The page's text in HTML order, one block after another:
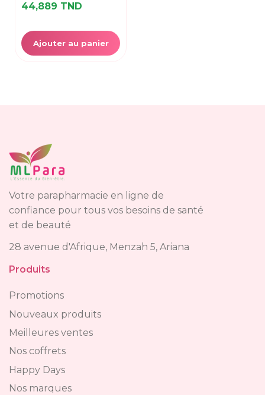
44,889 TND
Ajouter au panier
Votre parapharmacie en ligne de
confiance pour tous vos besoins de santé
et de beauté
28 avenue d'Afrique, Menzah 5, Ariana
Produits
Promotions
Nouveaux produits
Meilleures ventes
Nos coffrets
Happy Days
Nos marques